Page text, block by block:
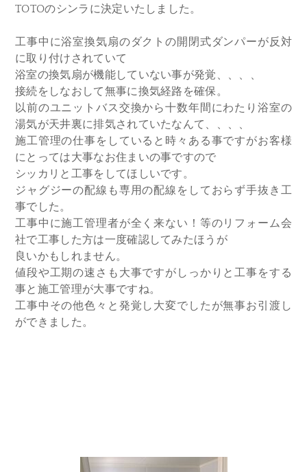
TOTOのシンラに決定いたしました。
工事中に浴室換気扇のダクトの開閉式ダンパーが反対
に取り付けされていて
浴室の換気扇が機能していない事が発覚、、、、
接続をしなおして無事に換気経路を確保。
以前のユニットバス交換から十数年間にわたり浴室の
湯気が天井裏に排気されていたなんて、、、、
施工管理の仕事をしていると時々ある事ですがお客様
にとっては大事なお住まいの事ですので
シッカリと工事をしてほしいです。
ジャグジーの配線も専用の配線をしておらず手抜き工
事でした。
工事中に施工管理者が全く来ない！等のリフォーム会
社で工事した方は一度確認してみたほうが
良いかもしれません。
値段や工期の速さも大事ですがしっかりと工事をする
事と施工管理が大事ですね。
工事中その他色々と発覚し大変でしたが無事お引渡し
ができました。